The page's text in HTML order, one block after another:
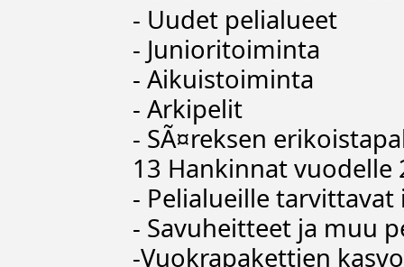
- Uudet pelialueet
- Junioritoiminta
- Aikuistoiminta
- Arkipelit
- SÃ¤reksen
13 Hankinnat vuodelle
- Pelialueille
- Savuheitteet ja muu
-Vuokrapakettien